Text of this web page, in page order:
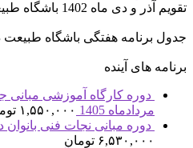
تقویم آذر و دی ماه 1402 باشگاه طبیعت دوست شیراز
جدول برنامه هفتگی باشگاه
برنامه های آینده
دوره کارگاه آموزشی مبانی
مردادماه 1405
۱,۵۵۰,۰۰۰
دوره مبانی نجات فنی بانوان در
۶,۵۳۰,۰۰۰ تومان